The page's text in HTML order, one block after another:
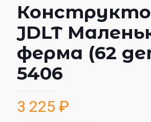
JDLT
ферма (62
5406
3 225 ₽